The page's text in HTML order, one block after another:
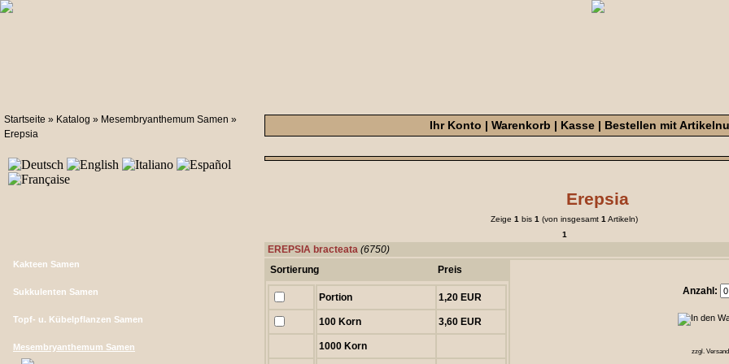
Startseite » Katalog » Mesembryanthemum Samen »
Erepsia
Ihr Konto | Warenkorb | Kasse | Bestellen mit
Kakteen Samen
Sukkulenten Samen
Topf- u. Kübelpflanzen Samen
Mesembryanthemum Samen
Erepsia
Zeige 1 bis 1 (von insgesamt 1 Artikeln)
1
EREPSIA bracteata (6750)
Sortierung
Preis
Anzahl:
zzgl. Versand
1,20 EUR
3,60 EUR
Portion
100 Korn
1000 Korn